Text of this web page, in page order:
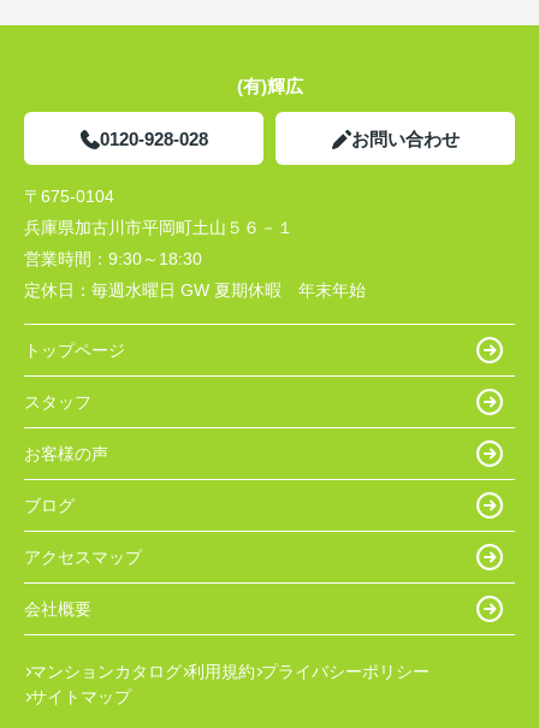
(有)輝広
0120-928-028 お問い合わせ
〒675-0104
兵庫県加古川市平岡町土山５６－１
営業時間： 9:30～18:30
定休日： 毎週水曜日 GW 夏期休暇 年末年始
トップページ
スタッフ
お客様の声
ブログ
アクセスマップ
会社概要
マンションカタログ 利用規約 プライバシーポリシー
サイトマップ